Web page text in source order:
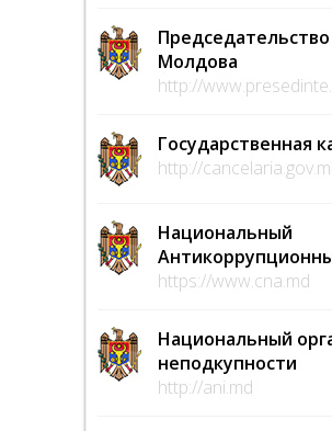
Молдова
http://
Государственная
http://
Национальный
https://www.cna.md
Национальный
неподкупности
http://ani.md